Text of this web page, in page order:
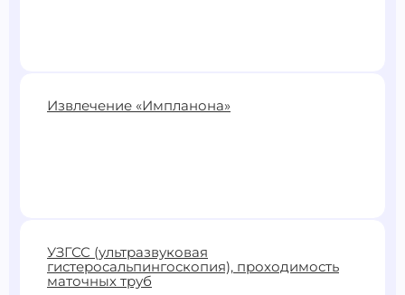
8000 ₽
Извлечение «Импланона»
4000 ₽
Записаться
УЗГСС (ультразвуковая
гистеросальпингоскопия), проходимость
маточных труб